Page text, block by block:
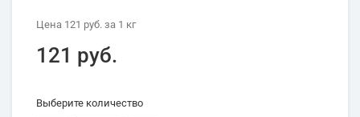
Цена 121 руб. за 1 кг
121 руб.
Выберите количество